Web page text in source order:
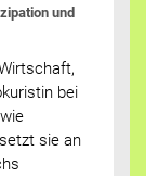
und
bei
sie an